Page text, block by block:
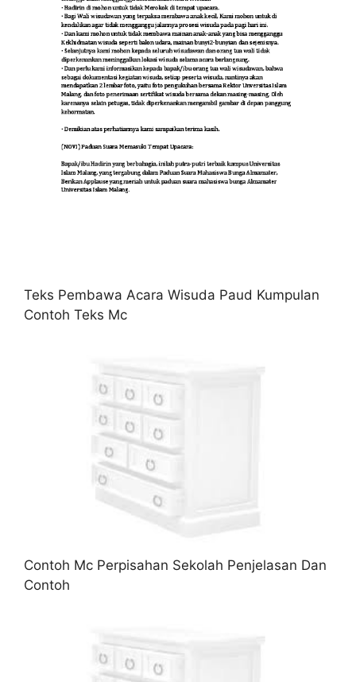
Teks Pembawa Acara Wisuda Paud Kumpulan
Contoh Teks Mc
Contoh Mc Perpisahan Sekolah Penjelasan Dan
Contoh